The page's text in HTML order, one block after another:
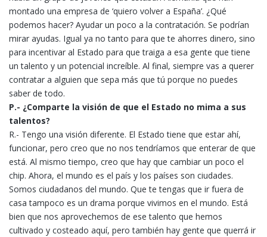
montado una empresa de ‘quiero volver a España’. ¿Qué
podemos hacer? Ayudar un poco a la contratación. Se podrían
mirar ayudas. Igual ya no tanto para que te ahorres dinero, sino
para incentivar al Estado para que traiga a esa gente que tiene
un talento y un potencial increíble. Al final, siempre vas a querer
contratar a alguien que sepa más que tú porque no puedes
saber de todo.
P.- ¿Comparte la visión de que el Estado no mima a sus
talentos?
R.- Tengo una visión diferente. El Estado tiene que estar ahí,
funcionar, pero creo que no nos tendríamos que enterar de que
está. Al mismo tiempo, creo que hay que cambiar un poco el
chip. Ahora, el mundo es el país y los países son ciudades.
Somos ciudadanos del mundo. Que te tengas que ir fuera de
casa tampoco es un drama porque vivimos en el mundo. Está
bien que nos aprovechemos de ese talento que hemos
cultivado y costeado aquí, pero también hay gente que querrá ir